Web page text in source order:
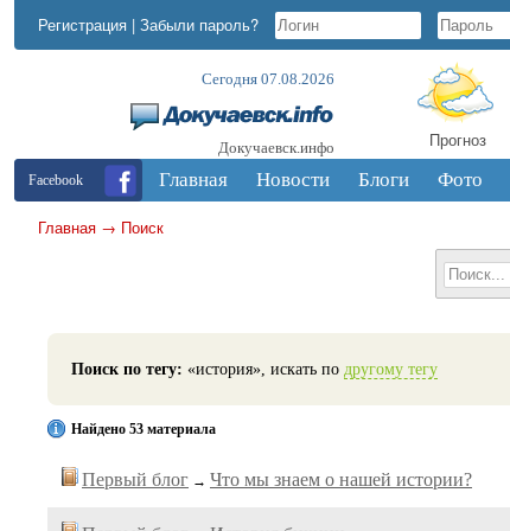
Регистрация | Забыли пароль?
Сегодня 07.08.2026
Докучаевск.инфо Прогноз
Facebook Главная Новости Блоги Фото
Главная → Поиск
Поиск по тегу: «история», искать по другому тегу
Найдено 53 материала
Первый блог → Что мы знаем о нашей истории?